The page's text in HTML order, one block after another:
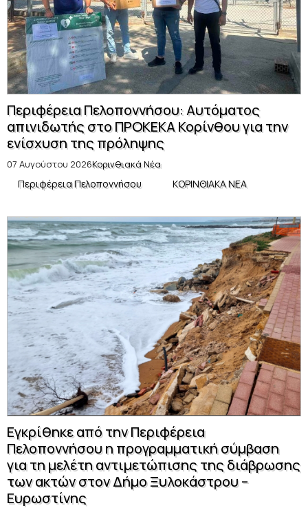
Περιφέρεια Πελοποννήσου: Αυτόματος
απινιδωτής στο ΠΡΟΚΕΚΑ Κορίνθου για την
ενίσχυση της πρόληψης
07 Αυγούστου 2026Κορινθιακά Νέα
Περιφέρεια Πελοποννήσου ΚΟΡΙΝΘΙΑΚΑ ΝΕΑ
Εγκρίθηκε από την Περιφέρεια
Πελοποννήσου η προγραμματική σύμβαση
για τη μελέτη αντιμετώπισης της διάβρωσης
των ακτών στον Δήμο Ξυλοκάστρου –
Ευρωστίνης